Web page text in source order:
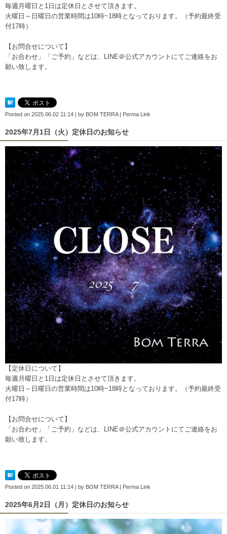
毎週月曜日と1日は定休日とさせて頂きます。
火曜日～日曜日の営業時間は10時~18時となっております。（予約最終受
付17時）
【お問合せについて】
「お合わせ」「ご予約」などは、 LINE＠公式アカウント にてご連絡をお
願い致します。
Posted on 2025.06.02 11:14 | by BOM TERRA| Perma Link
2025年7月1日（火）定休日のお知らせ
【定休日について】
毎週月曜日と1日は定休日とさせて頂きます。
火曜日～日曜日の営業時間は10時~18時となっております。（予約最終受
付17時）
【お問合せについて】
「お合わせ」「ご予約」などは、 LINE＠公式アカウント にてご連絡をお
願い致します。
Posted on 2025.06.01 11:14 | by BOM TERRA| Perma Link
2025年6月2日（月）定休日のお知らせ